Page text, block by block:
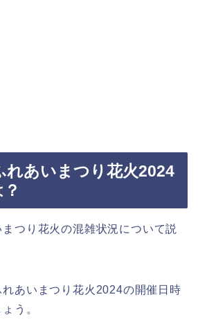
れあいまつり花火2024
つり花火の混雑状況について説
れあいまつり花火2024の開催日時
う。